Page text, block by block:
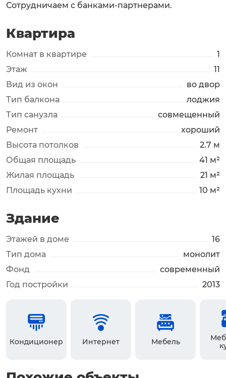
Сотрудничаем с банками-партнерами.
Квартира
Комнат в квартире
1
Этаж
11
Вид из окон
во двор
Тип балкона
лоджия
Тип санузла
совмещенный
Ремонт
хороший
Высота потолков
2.7 м
Общая площадь
41 м²
Жилая площадь
21 м²
Площадь кухни
10 м²
Здание
Этажей в доме
16
Тип дома
монолит
Фонд
современный
Год постройки
2013
Кондиционер Интернет Мебель